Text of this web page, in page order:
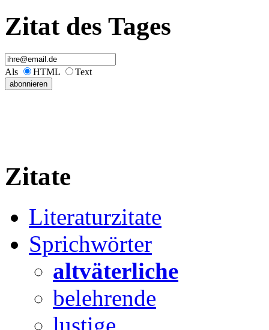
Zitat des Tages
Als HTML Text
Zitate
Literaturzitate
Sprichwörter
altväterliche
belehrende
lustige